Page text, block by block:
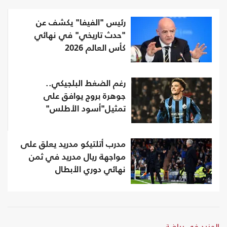
رئيس "الفيفا" يكشف عن
"حدث تاريخي" في نهائي
كأس العالم 2026
رغم الضغط البلجيكي..
جوهرة بروج يوافق على
تمثيل"أسود الأطلس"
مدرب أتلتيكو مدريد يعلق على
مواجهة ريال مدريد في ثمن
نهائي دوري الأبطال